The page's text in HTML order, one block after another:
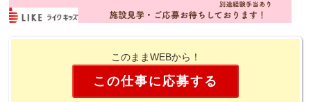
このままWEBから！
この仕事に応募する